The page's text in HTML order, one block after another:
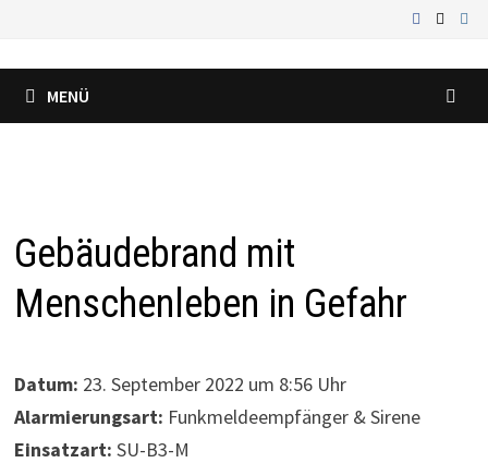
springen
MENÜ
Gebäudebrand mit
Menschenleben in Gefahr
Datum: 23. September 2022 um 8:56 Uhr
Alarmierungsart: Funkmeldeempfänger & Sirene
Einsatzart: SU-B3-M